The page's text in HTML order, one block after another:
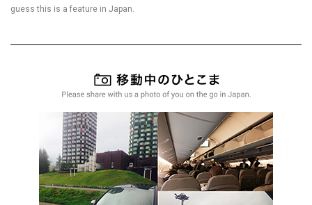
guess this is a feature in Japan.